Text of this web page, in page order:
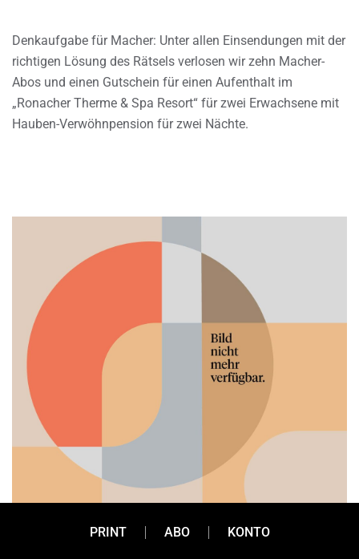
Denkaufgabe für Macher: Unter allen Einsendungen mit der
richtigen Lösung des Rätsels verlosen wir zehn Macher-
Abos und einen Gutschein für einen Aufenthalt im
„Ronacher Therme & Spa Resort“ für zwei Erwachsene mit
Hauben-Verwöhnpension für zwei Nächte.
PRINT ABO KONTO